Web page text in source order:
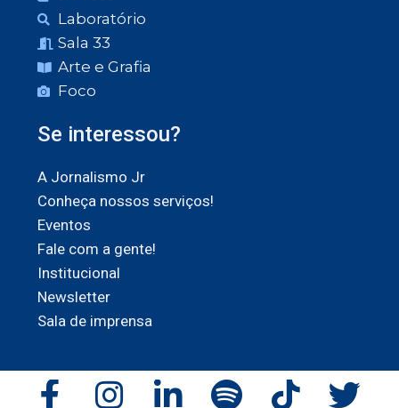
Laboratório
Sala 33
Arte e Grafia
Foco
Se interessou?
A Jornalismo Jr
Conheça nossos serviços!
Eventos
Fale com a gente!
Institucional
Newsletter
Sala de imprensa